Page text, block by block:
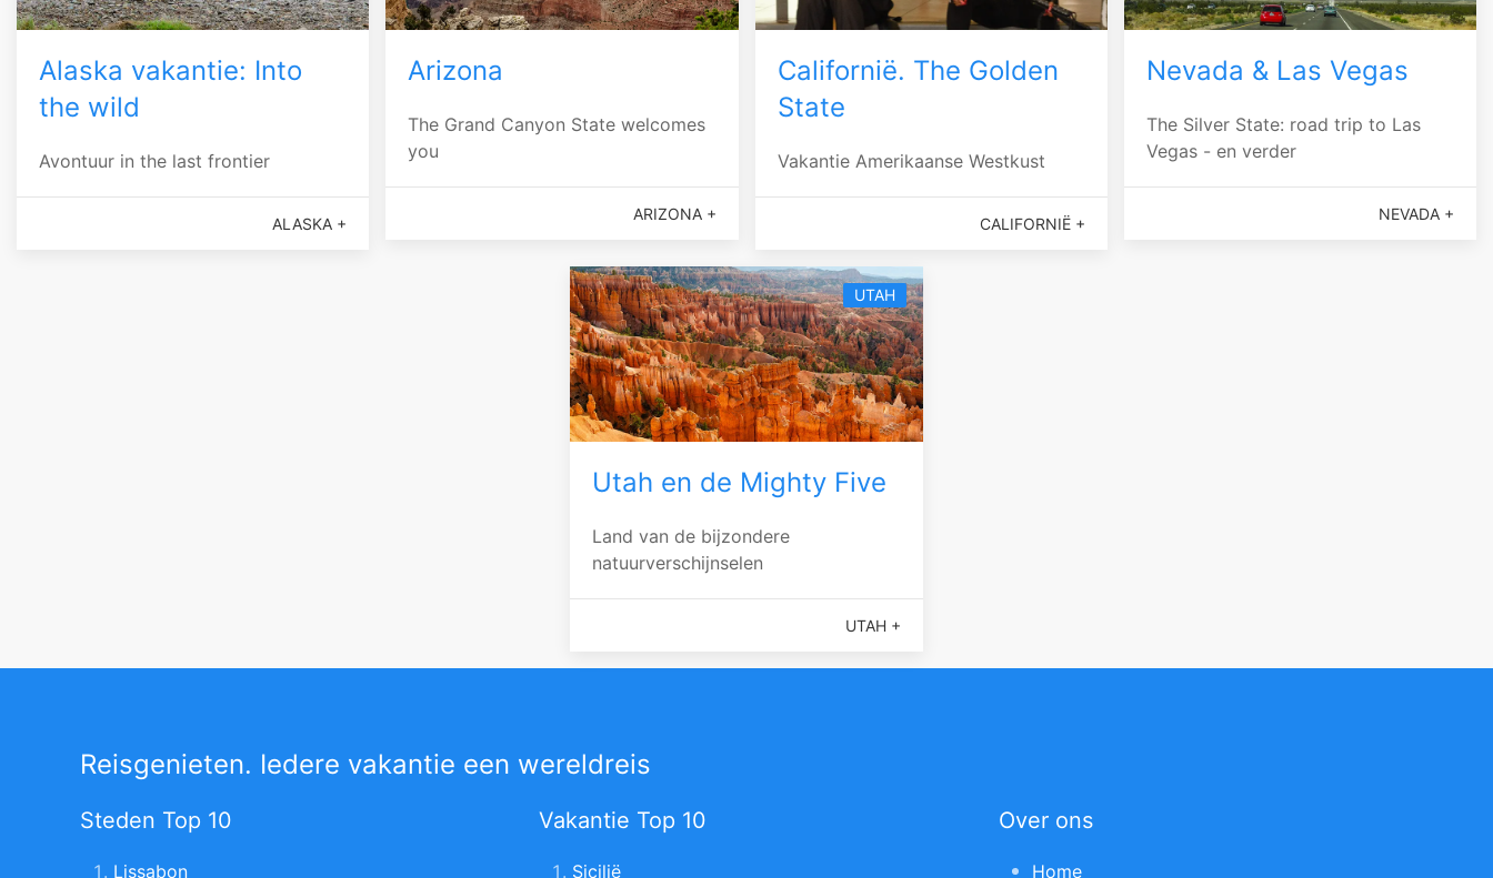
Alaska vakantie: Into
the wild
Avontuur in the last frontier
ALASKA +
Arizona
The Grand Canyon State welcomes
you
ARIZONA +
Californië. The Golden
State
Vakantie Amerikaanse Westkust
CALIFORNIË +
Nevada & Las Vegas
The Silver State: road trip to Las
Vegas - en verder
NEVADA +
UTAH
Utah en de Mighty Five
Land van de bijzondere
natuurverschijnselen
UTAH +
Reisgenieten. Iedere vakantie een wereldreis
Steden Top 10
Lissabon
Vakantie Top 10
Sicilië
Over ons
Home